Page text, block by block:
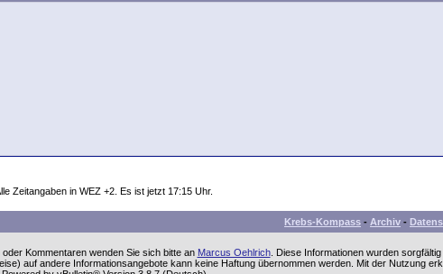
Zeitangaben in WEZ +2. Es ist jetzt 17:15 Uhr.
Krebs-Kompass - Archiv -
Kommentaren wenden Sie sich bitte an Marcus Oehlrich. Diese Informationen wurden
auf andere Informationsangebote kann keine Haftung übernommen werden. Mit der Nutzung